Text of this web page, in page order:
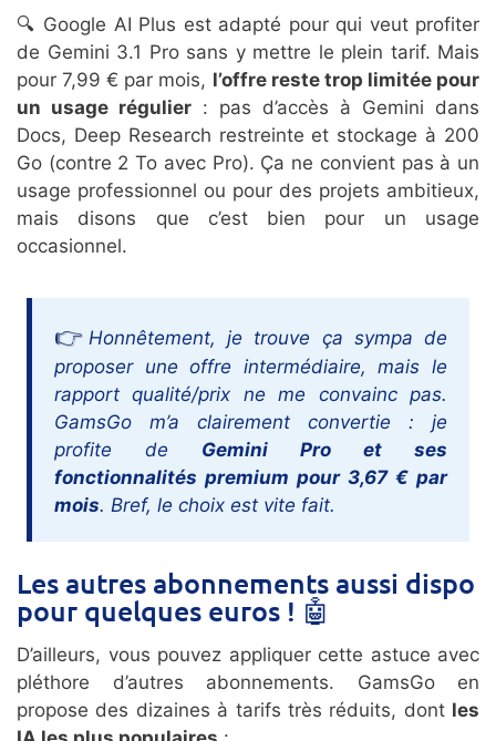
🔍 Google AI Plus est adapté pour qui veut profiter
de Gemini 3.1 Pro sans y mettre le plein tarif. Mais
pour 7,99 € par mois, l’offre reste trop limitée pour
un usage régulier : pas d’accès à Gemini dans
Docs, Deep Research restreinte et stockage à 200
Go (contre 2 To avec Pro). Ça ne convient pas à un
usage professionnel ou pour des projets ambitieux,
mais disons que c’est bien pour un usage
occasionnel.
Honnêtement, je trouve ça sympa de
proposer une offre intermédiaire, mais le
rapport qualité/prix ne me convainc pas.
GamsGo m’a clairement convertie : je
profite de Gemini Pro et ses
fonctionnalités premium pour 3,67 € par
mois. Bref, le choix est vite fait.
Les autres abonnements aussi dispo
pour quelques euros ! 🤖
D’ailleurs, vous pouvez appliquer cette astuce avec
pléthore d’autres abonnements. GamsGo en
propose des dizaines à tarifs très réduits, dont les